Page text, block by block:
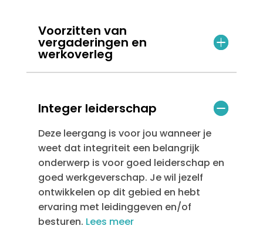
Voorzitten van
vergaderingen en
werkoverleg
Integer leiderschap
Deze leergang is voor jou wanneer je
weet dat integriteit een belangrijk
onderwerp is voor goed leiderschap en
goed werkgeverschap. Je wil jezelf
ontwikkelen op dit gebied en hebt
ervaring met leidinggeven en/of
besturen. Lees meer